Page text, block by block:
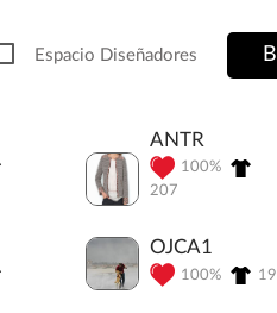
Espacio Diseñadores
ANTR
100%
207
OJCA1
100% 19